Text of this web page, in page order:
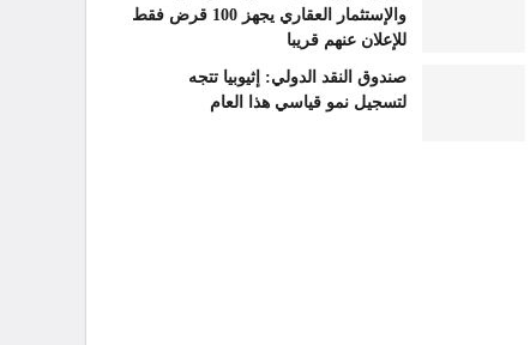
والإستثمار العقاري يجهز 100 قرض فقط
للإعلان عنهم قريبا
صندوق النقد الدولي: إثيوبيا تتجه
لتسجيل نمو قياسي هذا العام